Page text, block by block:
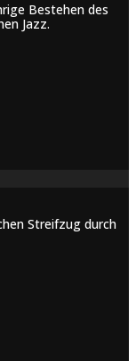
Bestehen des
Jazz.
Streifzug durch